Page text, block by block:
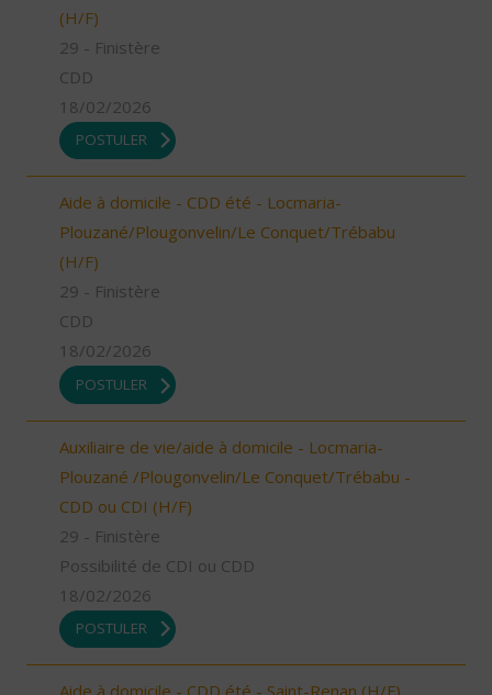
(H/F)
29 - Finistère
CDD
18/02/2026
POSTULER
Aide à domicile - CDD été - Locmaria-
Plouzané/Plougonvelin/Le Conquet/Trébabu
(H/F)
29 - Finistère
CDD
18/02/2026
POSTULER
Auxiliaire de vie/aide à domicile - Locmaria-
Plouzané /Plougonvelin/Le Conquet/Trébabu -
CDD ou CDI (H/F)
29 - Finistère
Possibilité de CDI ou CDD
18/02/2026
POSTULER